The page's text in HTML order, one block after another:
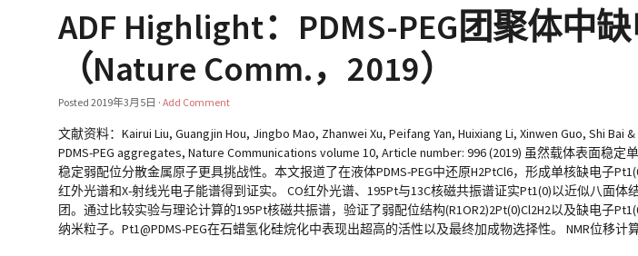
ADF Highlight：PDMS-PEG团聚体中
（Nature Comm.，2019）
Posted2019年3月5日 ·Add Comment
文献资料：Kairui Liu, Guangjin Hou, Jingbo Mao, Zhanwei Xu, Peifang Yan, Huixiang Li, Xinwen Guo, Shi
PDMS-PEG aggregates, Nature Communications volume 10, Article number: 996 (2019) 虽然载体表面稳
稳定弱配位分散金属原子更具挑战性。本文报道了在液体PDMS-PEG中还原H2PtCl6，形成单核缺电子
红外光谱和X-射线光电子能谱得到证实。 CO红外光谱、195Pt与13C核磁共振谱证实Pt1(0)以近似八面体
团。通过比较实验与理论计算的195Pt核磁共振谱，验证了弱配位结构(R1OR2)2Pt(0)Cl2H2以及缺电子
纳米粒子。Pt1@PDMS-PEG在石蜡氢化硅烷化中表现出超高的活性以及最终加成物选择性。 NMR位移计